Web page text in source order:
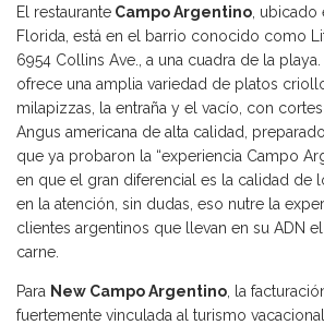
El restaurante Campo Argentino , ubicado
Florida, está en el barrio conocido como
6954 Collins Ave., a una cuadra de la
ofrece una amplia variedad de platos
milapizzas, la entraña y el vacío, con
Angus americana de alta calidad,
que ya probaron la “experiencia Campo
en que el gran diferencial es la calidad de
en la atención, sin dudas, eso nutre la
clientes argentinos que llevan en su ADN
carne.
Para New Campo Argentino , la
fuertemente vinculada al turismo